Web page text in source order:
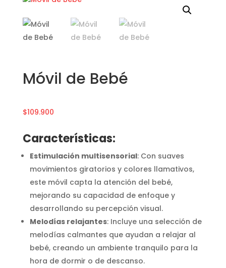
Móvil de Bebé
$109.900
Características:
Estimulación multisensorial: Con suaves
movimientos giratorios y colores llamativos,
este móvil capta la atención del bebé,
mejorando su capacidad de enfoque y
desarrollando su percepción visual.
Melodías relajantes: Incluye una selección de
melodías calmantes que ayudan a relajar al
bebé, creando un ambiente tranquilo para la
hora de dormir o de descanso.